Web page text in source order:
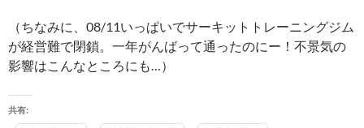
（ちなみに、08/11いっぱいでサーキットトレーニングジム
が経営難で閉鎖。一年がんばって通ったのにー！不景気の
影響はこんなところにも…）
共有: